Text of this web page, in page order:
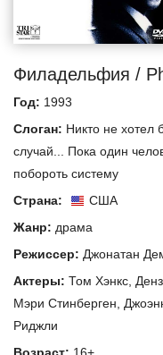
Филадельфия /
Год: 1993
Слоган: Никто не хотел
случай... Пока один
побороть систему
Страна:
США
Жанр: драма
Режиссер: Джонатан
Актеры: Том Хэнкс,
Мэри Стинберген,
Риджли